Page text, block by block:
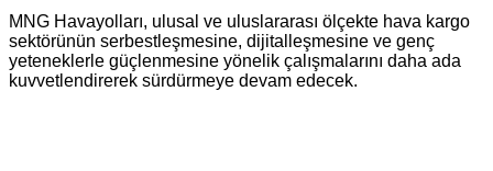
MNG Havayolları, ulusal ve uluslararası ölçekte hava kargo
sektörünün serbestleşmesine, dijitalleşmesine ve genç
yeteneklerle güçlenmesine yönelik çalışmalarını daha ada
kuvvetlendirerek sürdürmeye devam edecek.